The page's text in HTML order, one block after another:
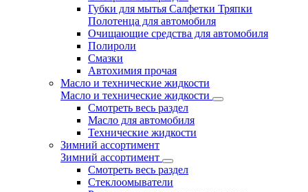
Губки для мытья Салфетки Тряпки
Полотенца для автомобиля
Очищающие средства для автомобиля
Полироли
Смазки
Автохимия прочая
Масло и технические жидкости
Масло и технические жидкости
Смотреть весь раздел
Масло для автомобиля
Технические жидкости
Зимний ассортимент
Зимний ассортимент
Смотреть весь раздел
Стеклоомыватели